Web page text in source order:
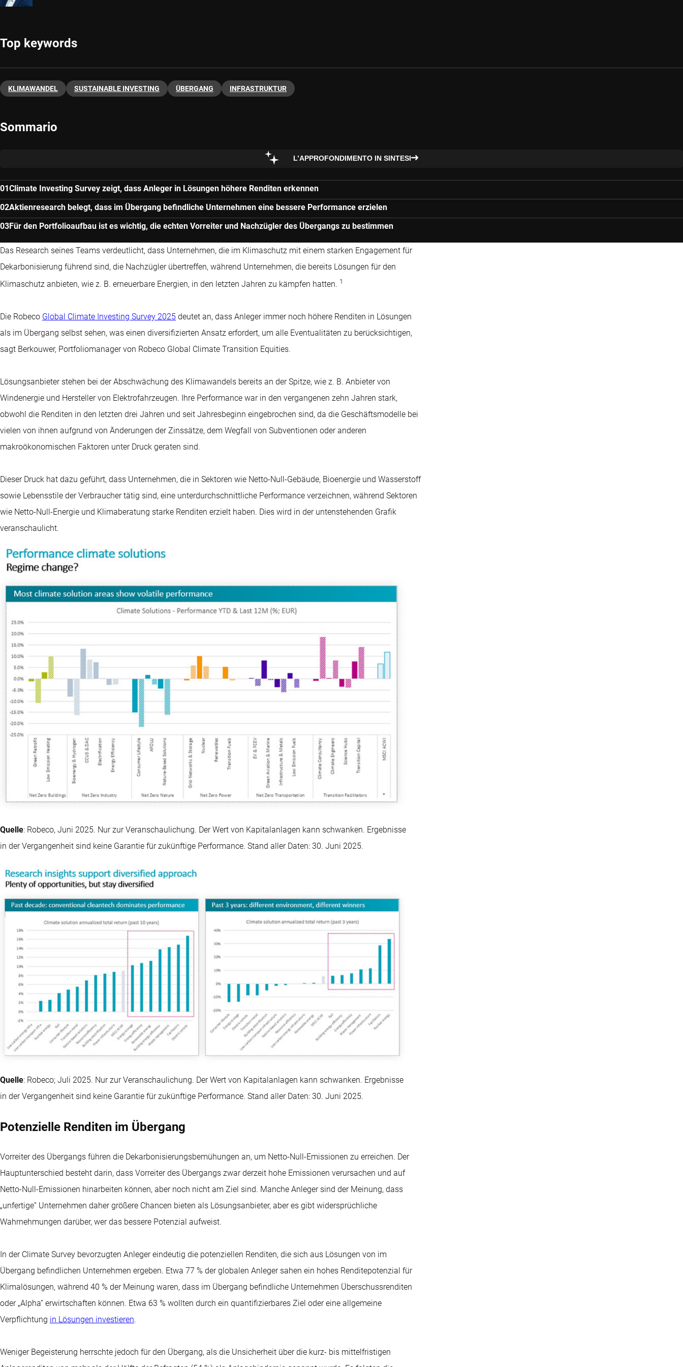
Top keywords
KLIMAWANDEL SUSTAINABLE INVESTING ÜBERGANG INFRASTRUKTUR
Sommario
L’APPROFONDIMENTO IN SINTESI
Climate Investing Survey zeigt, dass Anleger in Lösungen höhere Renditen erkennen
Aktienresearch belegt, dass im Übergang befindliche Unternehmen eine bessere Performance erzielen
Für den Portfolioaufbau ist es wichtig, die echten Vorreiter und Nachzügler des Übergangs zu bestimmen
Das Research seines Teams verdeutlicht, dass Unternehmen, die im Klimaschutz mit einem starken Engagement für
Dekarbonisierung führend sind, die Nachzügler übertreffen, während Unternehmen, die bereits Lösungen für den
Klimaschutz anbieten, wie z. B. erneuerbare Energien, in den letzten Jahren zu kämpfen hatten. 1
Die Robeco Global Climate Investing Survey 2025 deutet an, dass Anleger immer noch höhere Renditen in Lösungen
als im Übergang selbst sehen, was einen diversifizierten Ansatz erfordert, um alle Eventualitäten zu berücksichtigen,
sagt Berkouwer, Portfoliomanager von Robeco Global Climate Transition Equities.
Lösungsanbieter stehen bei der Abschwächung des Klimawandels bereits an der Spitze, wie z. B. Anbieter von
Windenergie und Hersteller von Elektrofahrzeugen. Ihre Performance war in den vergangenen zehn Jahren stark,
obwohl die Renditen in den letzten drei Jahren und seit Jahresbeginn eingebrochen sind, da die Geschäftsmodelle bei
vielen von ihnen aufgrund von Änderungen der Zinssätze, dem Wegfall von Subventionen oder anderen
makroökonomischen Faktoren unter Druck geraten sind.
Dieser Druck hat dazu geführt, dass Unternehmen, die in Sektoren wie Netto-Null-Gebäude, Bioenergie und Wasserstoff
sowie Lebensstile der Verbraucher tätig sind, eine unterdurchschnittliche Performance verzeichnen, während Sektoren
wie Netto-Null-Energie und Klimaberatung starke Renditen erzielt haben. Dies wird in der untenstehenden Grafik
veranschaulicht.
Quelle: Robeco, Juni 2025. Nur zur Veranschaulichung. Der Wert von Kapitalanlagen kann schwanken. Ergebnisse
in der Vergangenheit sind keine Garantie für zukünftige Performance. Stand aller Daten: 30. Juni 2025.
Quelle: Robeco; Juli 2025. Nur zur Veranschaulichung. Der Wert von Kapitalanlagen kann schwanken. Ergebnisse
in der Vergangenheit sind keine Garantie für zukünftige Performance. Stand aller Daten: 30. Juni 2025.
Potenzielle Renditen im Übergang
Vorreiter des Übergangs führen die Dekarbonisierungsbemühungen an, um Netto-Null-Emissionen zu erreichen. Der
Hauptunterschied besteht darin, dass Vorreiter des Übergangs zwar derzeit hohe Emissionen verursachen und auf
Netto-Null-Emissionen hinarbeiten können, aber noch nicht am Ziel sind. Manche Anleger sind der Meinung, dass
„unfertige“ Unternehmen daher größere Chancen bieten als Lösungsanbieter, aber es gibt widersprüchliche
Wahrnehmungen darüber, wer das bessere Potenzial aufweist.
In der Climate Survey bevorzugten Anleger eindeutig die potenziellen Renditen, die sich aus Lösungen von im
Übergang befindlichen Unternehmen ergeben. Etwa 77 % der globalen Anleger sahen ein hohes Renditepotenzial für
Klimalösungen, während 40 % der Meinung waren, dass im Übergang befindliche Unternehmen Überschussrenditen
oder „Alpha“ erwirtschaften können. Etwa 63 % wollten durch ein quantifizierbares Ziel oder eine allgemeine
Verpflichtung in Lösungen investieren.
Weniger Begeisterung herrschte jedoch für den Übergang, als die Unsicherheit über die kurz- bis mittelfristigen